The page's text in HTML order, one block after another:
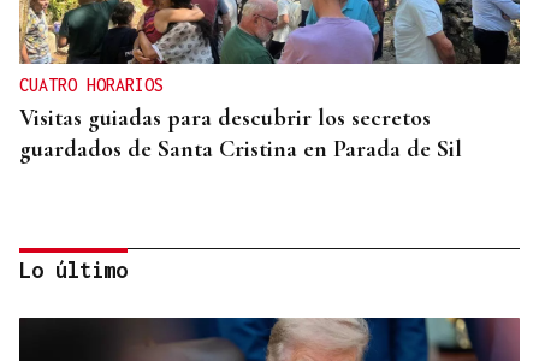
CUATRO HORARIOS
Visitas guiadas para descubrir los secretos
guardados de Santa Cristina en Parada de Sil
Lo último